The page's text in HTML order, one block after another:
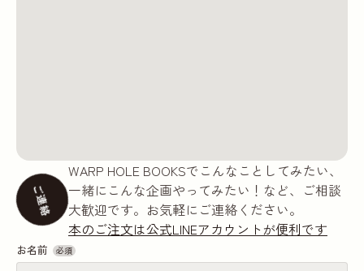
ご連絡
WARP HOLE BOOKSでこんなことしてみたい、
一緒にこんな企画やってみたい！など、ご相談
大歓迎です。お気軽にご連絡ください。
本のご注文は公式LINEアカウントが便利です
お名前 必須